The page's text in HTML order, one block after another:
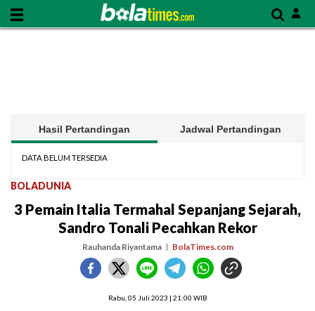
Hasil Pertandingan Jadwal Pertandingan
DATA BELUM TERSEDIA
BOLADUNIA
3 Pemain Italia Termahal Sepanjang Sejarah,
Sandro Tonali Pecahkan Rekor
Rauhanda Riyantama BolaTimes.com
Rabu, 05 Juli 2023 | 21:00 WIB